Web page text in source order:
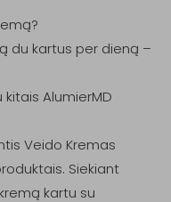
du kartus per dieną –
AlumierMD
Veido Kremas
Siekiant
kartu su